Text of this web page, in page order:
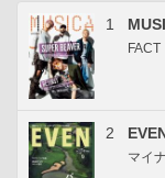
1
FACT
2
マイ